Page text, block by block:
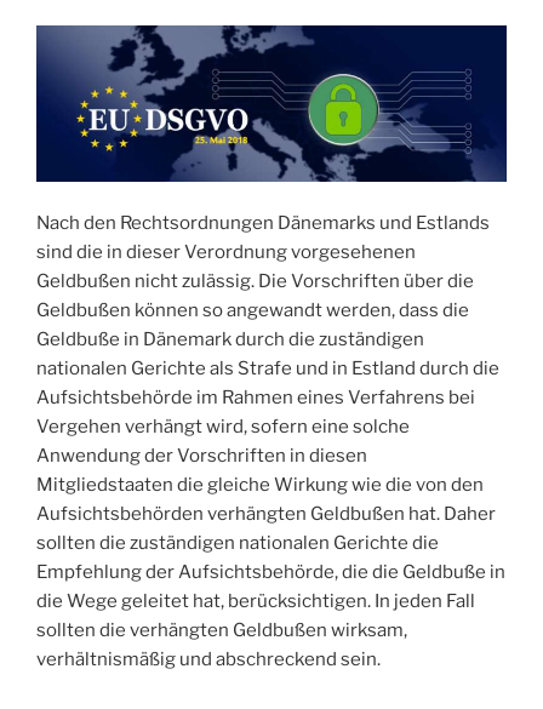
Nach den Rechtsordnungen Dänemarks und Estlands
sind die in dieser Verordnung vorgesehenen
Geldbußen nicht zulässig. Die Vorschriften über die
Geldbußen können so angewandt werden, dass die
Geldbuße in Dänemark durch die zuständigen
nationalen Gerichte als Strafe und in Estland durch die
Aufsichtsbehörde im Rahmen eines Verfahrens bei
Vergehen verhängt wird, sofern eine solche
Anwendung der Vorschriften in diesen
Mitgliedstaaten die gleiche Wirkung wie die von den
Aufsichtsbehörden verhängten Geldbußen hat. Daher
sollten die zuständigen nationalen Gerichte die
Empfehlung der Aufsichtsbehörde, die die Geldbuße in
die Wege geleitet hat, berücksichtigen. In jeden Fall
sollten die verhängten Geldbußen wirksam,
verhältnismäßig und abschreckend sein.